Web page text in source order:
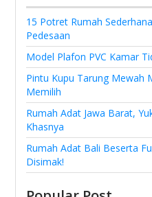
15 Potret Rumah
Pedesaan
Model Plafon PVC Kamar
Pintu Kupu Tarung Mewah
Memilih
Rumah Adat Jawa Barat,
Khasnya
Rumah Adat Bali Beserta
Disimak!